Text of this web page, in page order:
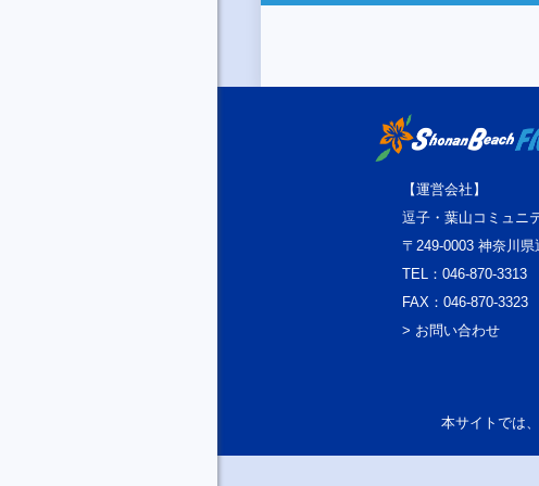
【運営会社】
逗子・葉山コミュニ
〒249-0003 神奈川
TEL：046-870-3313
FAX：046-870-3323
> お問い合わせ
本サイトでは